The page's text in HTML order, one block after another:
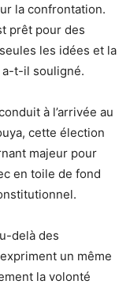
la confrontation.
prêt pour des
les idées et la
a-t-il souligné.
à l’arrivée au
cette élection
majeur pour
en toile de fond
delà des
un même
la volonté